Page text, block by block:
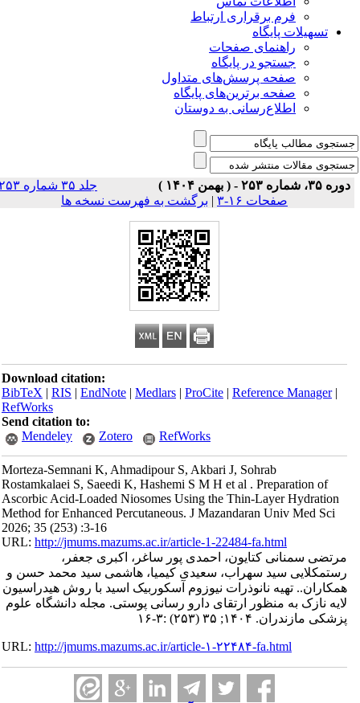
فرم برقراری ارتباط
تسهیلات پایگاه
راهنمای صفحات
جستجو در پایگاه
صفحه پرسش‌های متداول
صفحه برترین‌های پایگاه
اطلاع‌رسانی به دوستان
دوره ۳۵، شماره ۲۵۳ - ( بهمن ۱۴۰۴ )
جلد ۳۵ شماره ۲۵۳
صفحات ۱۶-۳
|برگشت به فهرست نسخه ها
Download citation:
BibTeX|RIS|EndNote|Medlars|ProCite|Reference Manager
RefWorks
Send citation to:
Mendeley
Zotero RefWorks
Morteza-Semnani K, Ahmadipour S, Akbari J, Sohrab
Rostamkalaei S, Saeedi K, Hashemi S M H et al . Preparation of
Ascorbic Acid-Loaded Niosomes Using the Thin-Layer Hydration
Method for Enhanced Percutaneous. J Mazandaran Univ Med Sci
2026; 35 (253) :3-16
URL:http://jmums.mazums.ac.ir/article-1-22484-fa.html
مرتضی سمنانی کتایون، احمدی پور ساغر، اکبری جعفر،
رستمکلایی سید سهراب، سعیدی کیمیا، هاشمی سید محمد حسن و
همکاران.. تهیه نانوذرات نیوزوم آسکوربیک اسید با روش هیدراسیون
لایه نازک به منظور ارتقای دارو رسانی پوستی. مجله دانشگاه علوم
پزشکی مازندران. ۱۴۰۴; ۳۵ (۲۵۳) :۳-۱۶
URL:http://jmums.mazums.ac.ir/article-۱-۲۲۴۸۴-fa.html